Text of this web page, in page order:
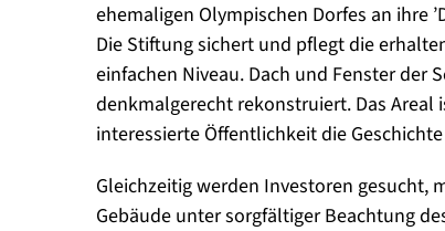
ehemaligen Olympischen Dorfes an ihre
Die Stiftung sichert und pflegt die
einfachen Niveau. Dach und Fenster der
denkmalgerecht rekonstruiert. Das Areal
interessierte Öffentlichkeit die
Gleichzeitig werden Investoren gesucht,
Gebäude unter sorgfältiger Beachtung